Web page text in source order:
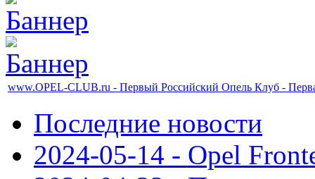
www.OPEL-CLUB.ru - Первый Российский Опель Клуб -
Последние новости
2024-05-14 - Opel